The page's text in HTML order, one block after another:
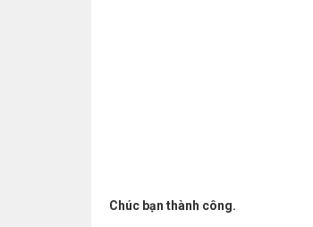
Chúc bạn thành công.